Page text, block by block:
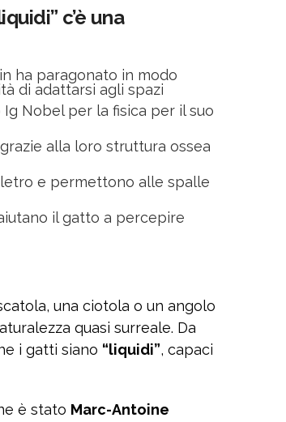
c’è una
ha paragonato in modo
di adattarsi agli spazi
Nobel per la fisica per il suo
alla loro struttura ossea
e permettono alle spalle
il gatto a percepire
una ciotola o un angolo
quasi surreale. Da
i gatti siano “liquidi”, capaci
è stato Marc-Antoine